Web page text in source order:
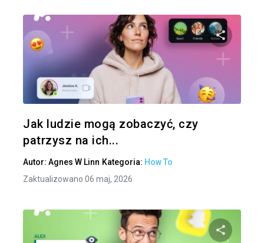
Jak ludzie mogą zobaczyć, czy
patrzysz na ich...
Autor: Agnes W Linn Kategoria: How To
Zaktualizowano 06 maj, 2026